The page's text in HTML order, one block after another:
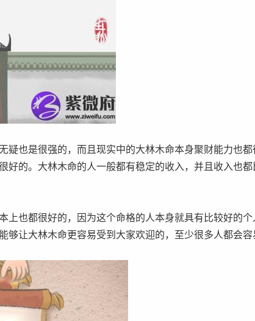
疑也是很强的，而且现实中的大林木命本身聚财能力也
好的。大林木命的人一般都有稳定的收入，并且收入也
上也都很好的，因为这个命格的人本身就具有比较好的
够让大林木命更容易受到大家欢迎的，至少很多人都会